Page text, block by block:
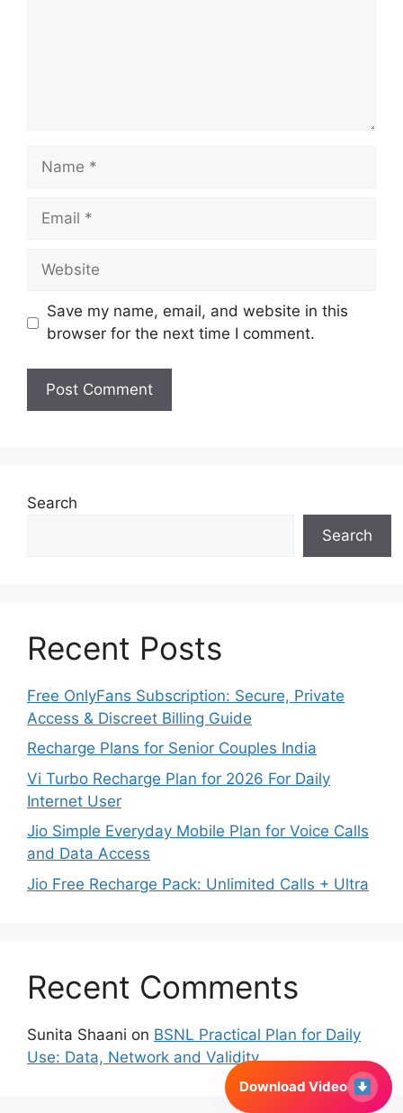
Download Video
Name
Email
Website
Save my name, email, and website in this
browser for the next time I comment.
Search
Search
Recent Posts
Free OnlyFans Subscription: Secure, Private
Access & Discreet Billing Guide
Recharge Plans for Senior Couples India
Vi Turbo Recharge Plan for 2026 For Daily
Internet User
Jio Simple Everyday Mobile Plan for Voice Calls
and Data Access
Jio Free Recharge Pack: Unlimited Calls + Ultra
Recent Comments
Sunita Shaani on BSNL Practical Plan for Daily
Use: Data, Network and Validity